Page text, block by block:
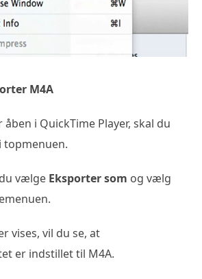
M4A
i QuickTime Player, skal du
topmenuen.
vælge Eksporter som og vælg
vises, vil du se, at
er indstillet til M4A.